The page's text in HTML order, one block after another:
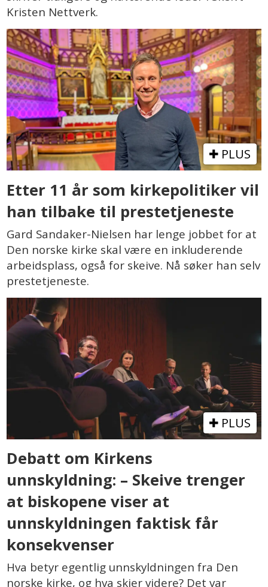
Kristen Nettverk.
PLUS
Etter 11 år som kirkepolitiker vil
han tilbake til prestetjeneste
Gard Sandaker-Nielsen har lenge jobbet for at
Den norske kirke skal være en inkluderende
arbeidsplass, også for skeive. Nå søker han selv
prestetjeneste.
PLUS
Debatt om Kirkens
unnskyldning: – Skeive trenger
at biskopene viser at
unnskyldningen faktisk får
konsekvenser
Hva betyr egentlig unnskyldningen fra Den
norske kirke, og hva skjer videre? Det var